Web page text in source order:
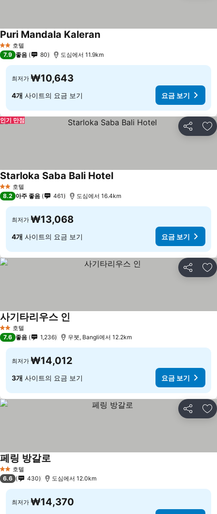
2 성급호텔
Puri Mandala Kaleran
7.9 좋음 80 도심에서 11.9km
최저가 ₩10,643
4개 사이트의 요금 보기 요금 보기
공유 즐
인기 만점
2 성급호텔
Starloka Saba Bali Hotel
8.2 아주 좋음 461 도심에서 16.4km
최저가 ₩13,068
4개 사이트의 요금 보기 요금 보기
공유 즐
2 성급호텔
사기타리우스 인
7.6 좋음 1,236 우붓, Bangli에서 12.2km
최저가 ₩14,012
3개 사이트의 요금 보기 요금 보기
공유 즐
2 성급호텔
페링 방갈로
6.6 430 도심에서 12.0km
최저가 ₩14,370